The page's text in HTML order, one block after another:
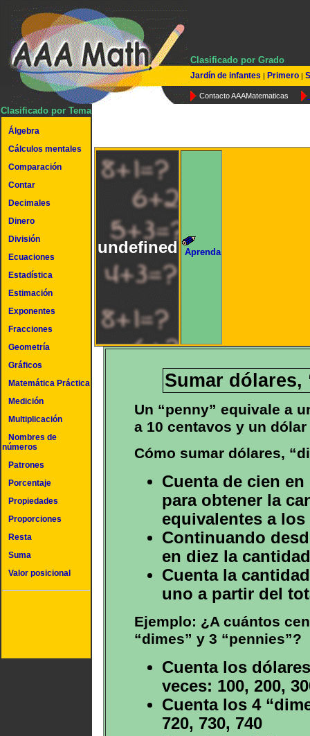
Clasificado por Grado
Jardín de infantes | Primero |
Contacto AAAMatematicas
Clasificado por Tema
Álgebra
Cálculos mentales
Comparación
Contar
Decimales
Dinero
División
Ecuaciones
Estadística
Estimación
Exponentes
Fracciones
Geometría
Gráficos
Matemática Práctica
Medición
Multiplicación
Nombres de
números
Patrones
Porcentaje
Propiedades
Proporciones
Resta
Suma
Valor posicional
undefined Aprenda
Sumar dólares,
Un “penny” equivale a
a 10 centavos y un
Cómo sumar dólares,
Cuenta de cien
para obtener la
equivalentes a los
Continuando
en diez la
Cuenta la
uno a partir del
Ejemplo: ¿A cuántos
“dimes” y 3 “pennies”?
Cuenta los
veces: 100, 200,
Cuenta los 4
720, 730, 740